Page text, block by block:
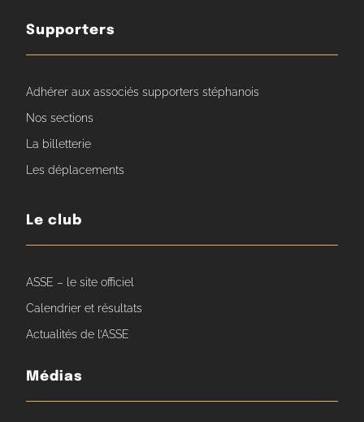
Supporters
Adhérer aux associés supporters stéphanois
Nos sections
La billetterie
Les déplacements
Le club
ASSE – le site officiel
Calendrier et résultats
Actualités de l’ASSE
Médias